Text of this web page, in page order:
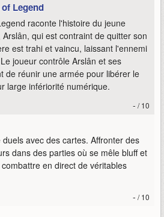
Legend
raconte l'histoire du jeune
qui est contraint de quitter son
est trahi et vaincu, laissant l'ennemi
joueur contrôle Arslân et ses
de réunir une armée pour libérer le
large infériorité numérique.
- / 10
avec des cartes. Affronter des
dans des parties où se mêle bluff et
en direct de véritables
- / 10